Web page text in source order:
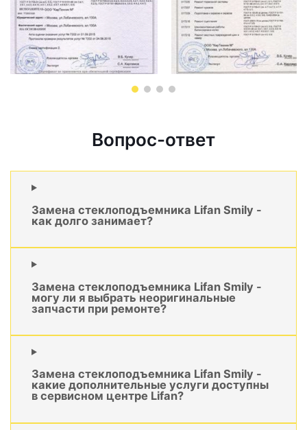
Вопрос-ответ
Замена стеклоподъемника Lifan Smily -
как долго занимает?
Замена стеклоподъемника Lifan Smily -
могу ли я выбрать неоригинальные
запчасти при ремонте?
Замена стеклоподъемника Lifan Smily -
какие дополнительные услуги доступны
в сервисном центре Lifan?